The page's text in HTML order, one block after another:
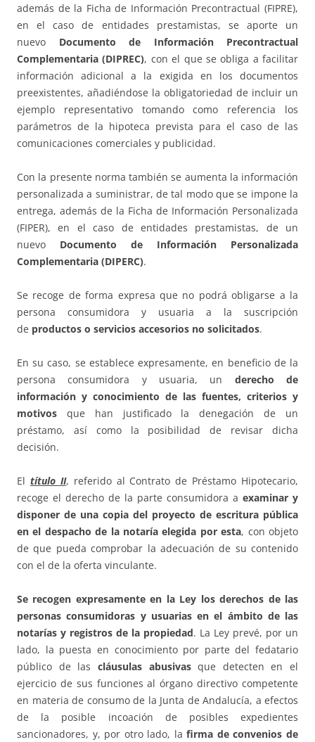
además de la Ficha de Información Precontractual (FIPRE),
en el caso de entidades prestamistas, se aporte un
nuevo Documento de Información Precontractual
Complementaria (DIPREC), con el que se obliga a facilitar
información adicional a la exigida en los documentos
preexistentes, añadiéndose la obligatoriedad de incluir un
ejemplo representativo tomando como referencia los
parámetros de la hipoteca prevista para el caso de las
comunicaciones comerciales y publicidad.
Con la presente norma también se aumenta la información
personalizada a suministrar, de tal modo que se impone la
entrega, además de la Ficha de Información Personalizada
(FIPER), en el caso de entidades prestamistas, de un
nuevo Documento de Información Personalizada
Complementaria (DIPERC).
Se recoge de forma expresa que no podrá obligarse a la
persona consumidora y usuaria a la suscripción
de productos o servicios accesorios no solicitados.
En su caso, se establece expresamente, en beneficio de la
persona consumidora y usuaria, un derecho de
información y conocimiento de las fuentes, criterios y
motivos que han justificado la denegación de un
préstamo, así como la posibilidad de revisar dicha
decisión.
El título II, referido al Contrato de Préstamo Hipotecario,
recoge el derecho de la parte consumidora a examinar y
disponer de una copia del proyecto de escritura pública
en el despacho de la notaría elegida por esta, con objeto
de que pueda comprobar la adecuación de su contenido
con el de la oferta vinculante.
Se recogen expresamente en la Ley los derechos de las
personas consumidoras y usuarias en el ámbito de las
notarías y registros de la propiedad. La Ley prevé, por un
lado, la puesta en conocimiento por parte del fedatario
público de las cláusulas abusivasque detecten en el
ejercicio de sus funciones al órgano directivo competente
en materia de consumo de la Junta de Andalucía, a efectos
de la posible incoación de posibles expedientes
sancionadores, y, por otro lado, lafirma de convenios de